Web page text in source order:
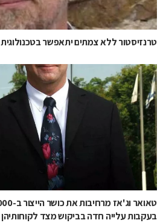
טרנזיסטור ללא צמתים יתאפשר בטכנולוגית 20 ננומטר
בעקבות עלייה חדה בביקוש מצד לקוחותיהן